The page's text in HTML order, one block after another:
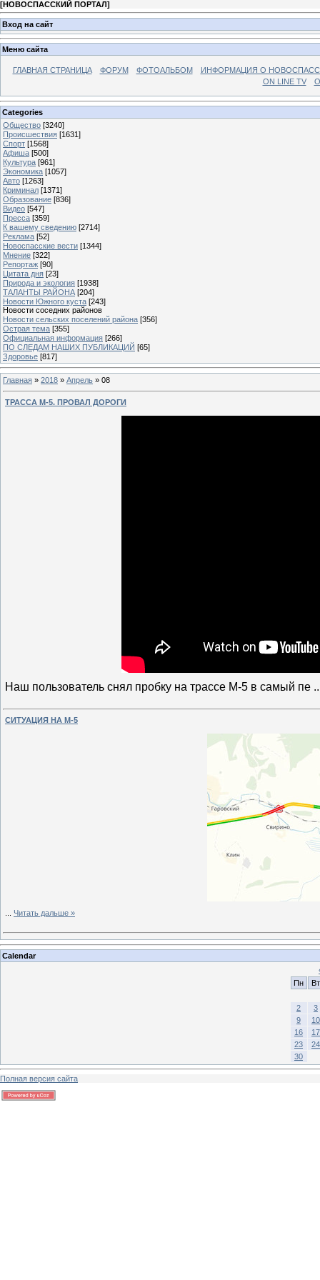
[НОВОСПАССКИЙ ПОРТАЛ]
Вход на сайт
Меню сайта
ГЛАВНАЯ СТРАНИЦА ФОРУМ ФОТОАЛЬБОМ
ИНФОРМАЦИЯ О
ON LINE TV
Categories
Общество [3240]
Происшествия [1631]
Спорт [1568]
Афиша [500]
Культура [961]
Экономика [1057]
Авто [1263]
Криминал [1371]
Образование [836]
Видео [547]
Пресса [359]
К вашему сведению [2714]
Реклама [52]
Новоспасские вести [1344]
Мнение [322]
Репортаж [90]
Цитата дня [23]
Природа и экология [1938]
ТАЛАНТЫ РАЙОНА [204]
Новости Южного куста [243]
Новости соседних районов
Новости сельских поселений района [356]
Острая тема [355]
Официальная информация [266]
ПО СЛЕДАМ НАШИХ ПУБЛИКАЦИЙ [65]
Здоровье [817]
Главная » 2018 » Апрель » 08
ТРАССА М-5. ПРОВАЛ ДОРОГИ
Наш пользователь снял пробку на трассе М-5 в самый пе
СИТУАЦИЯ НА М-5
Читать дальше »
Calendar
Пн
Вт
2
3
9
10
16
17
23
24
30
Полная версия сайта